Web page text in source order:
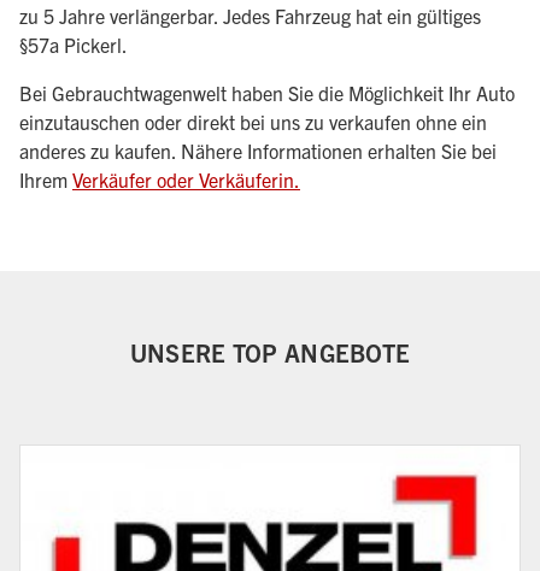
zu 5 Jahre verlängerbar. Jedes Fahrzeug hat ein gültiges
§57a Pickerl.
Bei Gebrauchtwagenwelt haben Sie die Möglichkeit Ihr Auto
einzutauschen oder direkt bei uns zu verkaufen ohne ein
anderes zu kaufen. Nähere Informationen erhalten Sie bei
Ihrem Verkäufer oder Verkäuferin.
UNSERE TOP ANGEBOTE